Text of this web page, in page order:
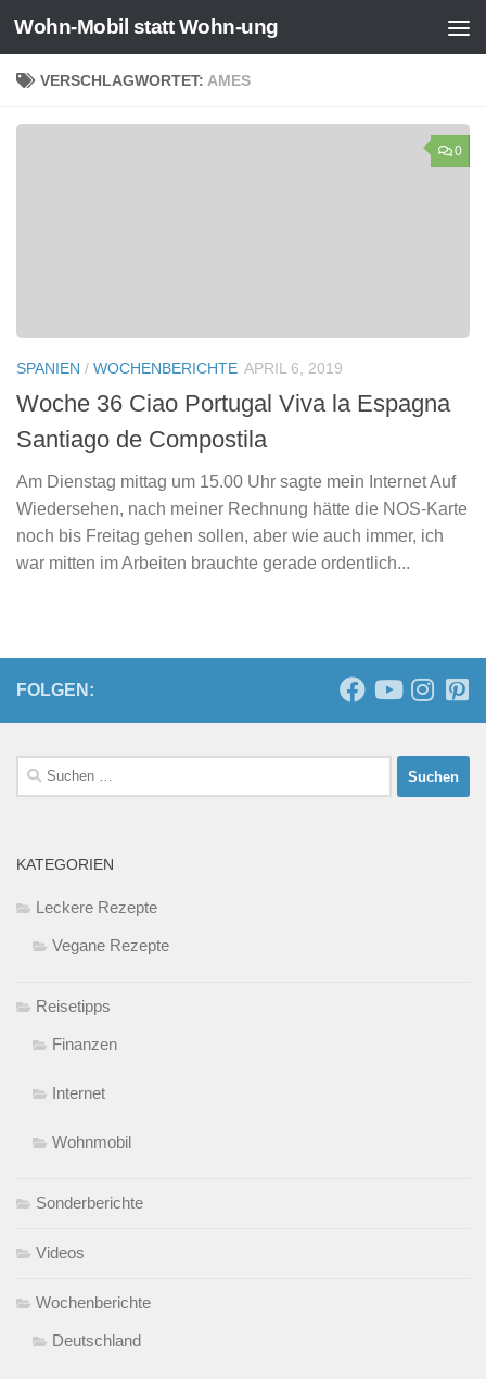
Zum Inhalt springen
Wohn-Mobil statt Wohn-ung
VERSCHLAGWORTET: AMES
0
SPANIEN / WOCHENBERICHTE APRIL 6, 2019
Woche 36 Ciao Portugal Viva la Espagna
Santiago de Compostila
Am Dienstag mittag um 15.00 Uhr sagte mein Internet Auf
Wiedersehen, nach meiner Rechnung hätte die NOS-Karte
noch bis Freitag gehen sollen, aber wie auch immer, ich
war mitten im Arbeiten brauchte gerade ordentlich...
FOLGEN:
Suchen
nach:
KATEGORIEN
Leckere Rezepte
Vegane Rezepte
Reisetipps
Finanzen
Internet
Wohnmobil
Sonderberichte
Videos
Wochenberichte
Deutschland